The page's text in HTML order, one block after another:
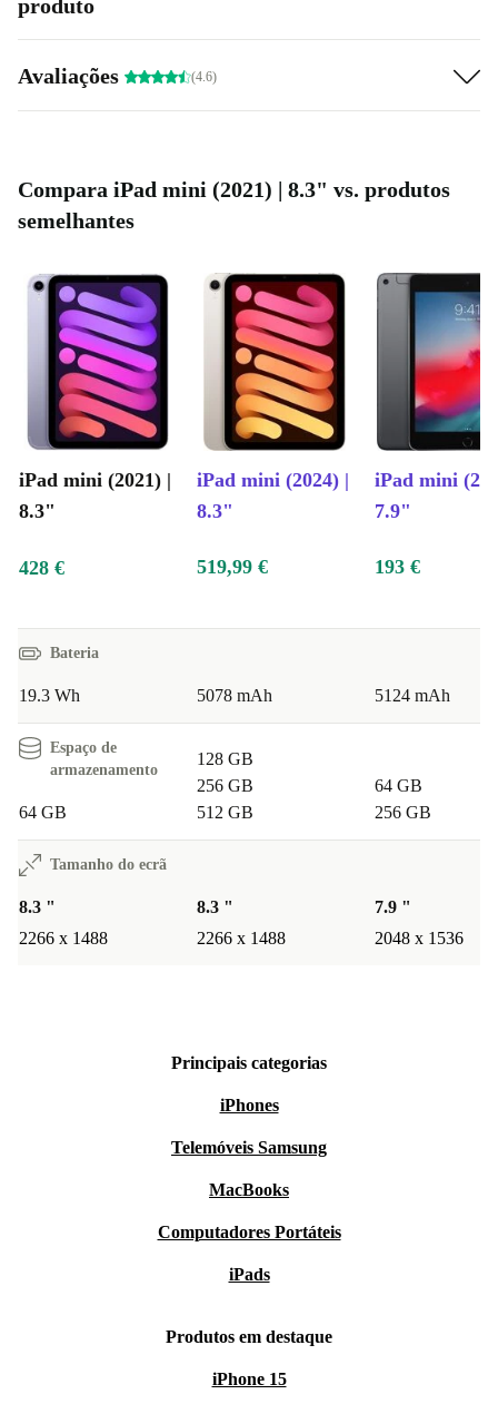
Cores: - Cinzento espaciado - Rosa - Roxo - Luz das
Memória: - 64 GB - 256 GB
produto
Avaliações (4.6)
Compara iPad mini (2021) | 8.3" vs. produtos
semelhantes
iPad mini (2021) |
8.3"
iPad mini (2024) |
8.3"
iPad mini
7.9"
428 € 519,99 € 193 €
Bateria
19.3 Wh 5078 mAh 5124 mAh
Espaço de
armazenamento
64 GB
128 GB
256 GB
512 GB
64 GB
256 GB
Tamanho do ecrã
8.3 "
2266 x 1488
8.3 "
2266 x 1488
7.9 "
2048 x 1536
Principais categorias
iPhones
Telemóveis Samsung
MacBooks
Computadores Portáteis
iPads
Produtos em destaque
iPhone 15